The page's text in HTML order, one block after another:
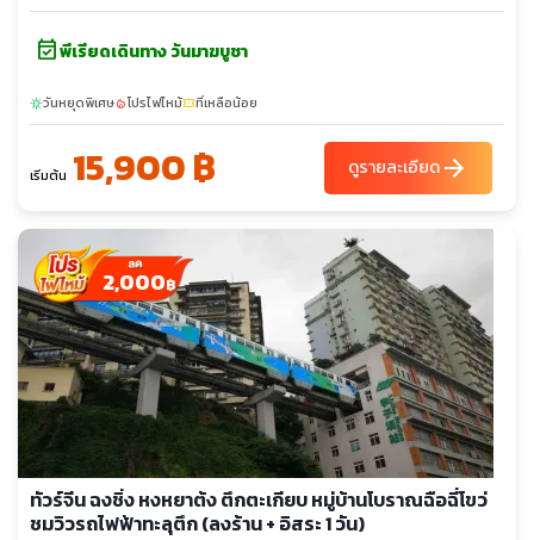
event_availableพีเรียดเดินทาง วันมาฆบูชา
sunnyวันหยุดพิเศษlocal_fire_departmentโปรไฟไหม้confirmation_numberที่เหลือน้อย
เริ่มต้น 15,900 ฿ ดูรายละเอียดarrow_forward
2,000฿
ทัวร์จีน ฉงชิ่ง หงหยาต้ง ตึกตะเกียบ หมู่บ้านโบราณฉือฉี่โขว่
ชมวิวรถไฟฟ้าทะลุตึก (ลงร้าน + อิสระ 1 วัน)